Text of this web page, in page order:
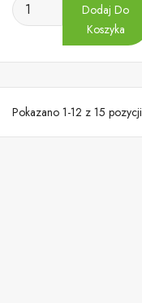
Dodaj Do
Koszyka
Pokazano 1-12 z 15 pozycji